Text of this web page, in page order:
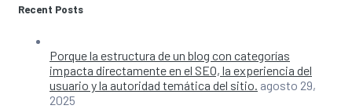
Recent Posts
Porque la estructura de un blog con categorías
impacta directamente en el SEO, la experiencia del
usuario y la autoridad temática del sitio. agosto 29,
2025